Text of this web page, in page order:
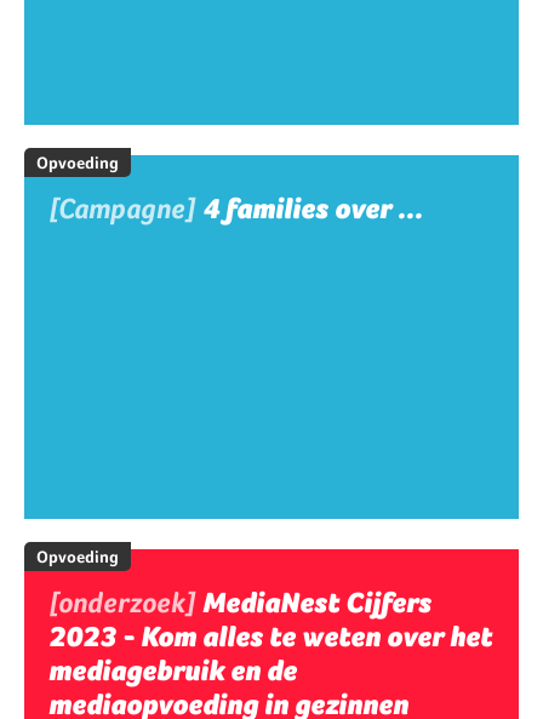
Opvoeding
[Campagne] 4 families over ...
Opvoeding
[onderzoek]MediaNest Cijfers
2023 - Kom alles te weten over het
mediagebruik en de
mediaopvoeding in gezinnen